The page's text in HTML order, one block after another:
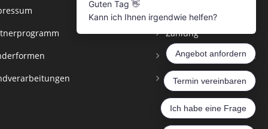
Zahlung
Versandinformationen
Widerrufsbelehrung